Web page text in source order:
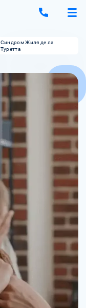
Синдром Жиля де ла
Туретта